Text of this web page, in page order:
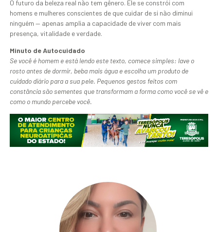
O futuro da beleza real não tem gênero. Ele se constrói com
homens e mulheres conscientes de que cuidar de si não diminui
ninguém — apenas amplia a capacidade de viver com mais
presença, vitalidade e verdade.
Minuto de Autocuidado
Se você é homem e está lendo este texto, comece simples: lave o
rosto antes de dormir, beba mais água e escolha um produto de
cuidado diário para a sua pele. Pequenos gestos feitos com
constância são sementes que transformam a forma como você se vê e
como o mundo percebe você.